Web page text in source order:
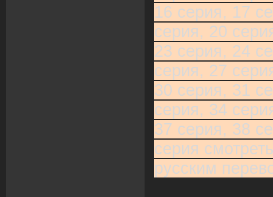
16 серия, 17
серия, 20
23 серия, 24
серия, 27
30 серия, 31
серия, 34
37 серия, 38
серия
русским